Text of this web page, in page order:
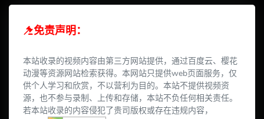
免责声明：
本站收录的视频内容由第三方网站提供，通过百度云、樱花
动漫等资源网站检索获得。本网站只提供web页面服务，仅
供个人学习和欣赏，不以营利为目的。本站不提供视频资
源，也不参与录制、上传和存储，本站不负任何相关责任。
若本站收录的内容侵犯了贵司版权或存在违规内容，